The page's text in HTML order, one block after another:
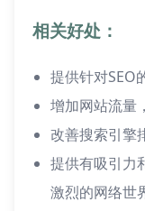
相关好处：
提供针对SEO
增加网站流量
改善搜索引擎
提供有吸引力
激烈的网络世